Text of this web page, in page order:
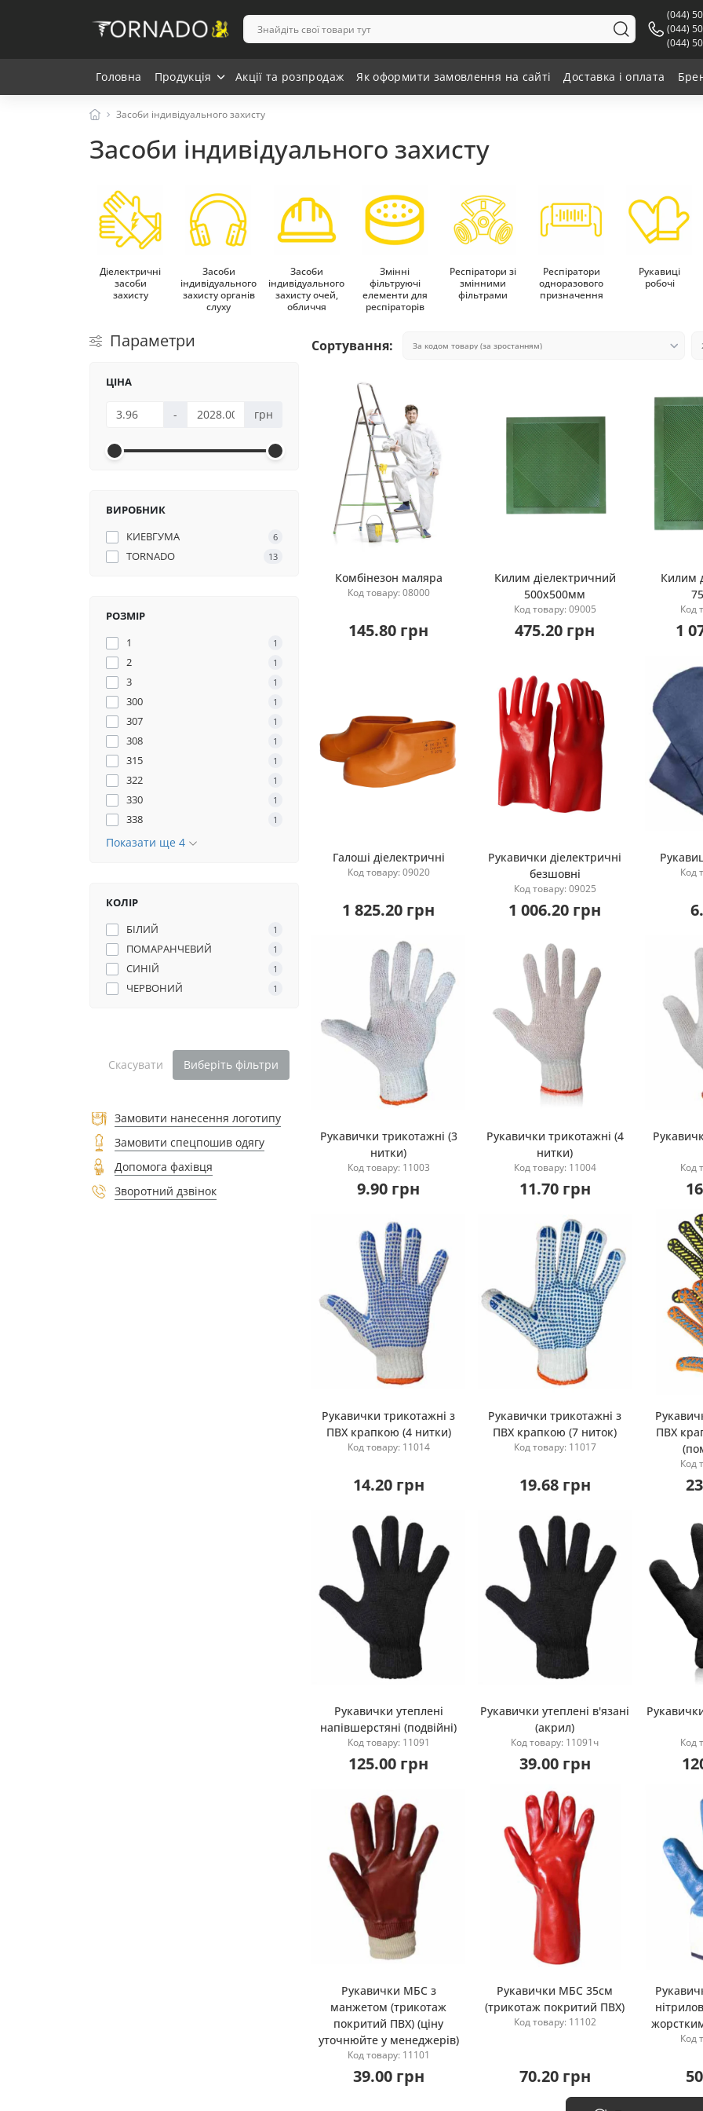
(044)
(044)
(044)
Головна Продукція Акції та розпродаж Як оформити замовлення на сайті Доставка і оплата
Засоби індивідуального захисту
Засоби індивідуального захисту
Діелектричні
засоби
захисту
Засоби
індивідуального
захисту органів
слуху
Засоби
індивідуального
захисту очей,
обличчя
Змінні
фільтруючі
елементи для
респіраторів
Респіратори зі
змінними
фільтрами
Респіратори
одноразового
призначення
Рукавиці
робочі
Параметри
ЦІНА
- грн
ВИРОБНИК
КИЕВГУМА
6
TORNADO 13
РОЗМІР
1
1
2 1
3 1
300 1
307 1
308 1
315 1
322 1
330 1
338 1
Показати ще 4
КОЛІР
БІЛИЙ
1
ПОМАРАНЧЕВИЙ 1
СИНІЙ 1
ЧЕРВОНИЙ 1
Скасувати Виберіть фільтри
Замовити нанесення логотипу
Замовити спецпошив одягу
Допомога фахівця
Зворотний дзвінок
Сортування:
Купити
Комбінезон маляра
Код товару: 08000
145.80 грн
Купити
Килим діелектричний
500х500мм
Код товару: 09005
475.20 грн
Килим
Код
1
Купити
Галоші діелектричні
Код товару: 09020
1 825.20 грн
Купити
Рукавички діелектричні
безшовні
Код товару: 09025
1 006.20 грн
Код
Купити
Рукавички трикотажні (3
нитки)
Код товару: 11003
9.90 грн
Купити
Рукавички трикотажні (4
нитки)
Код товару: 11004
11.70 грн
Код
Купити
Рукавички трикотажні з
ПВХ крапкою (4 нитки)
Код товару: 11014
14.20 грн
Купити
Рукавички трикотажні з
ПВХ крапкою (7 ниток)
Код товару: 11017
19.68 грн
ПВХ
Код
Купити
Рукавички утеплені
напівшерстяні (подвійні)
Код товару: 11091
125.00 грн
Купити
Рукавички утеплені в'язані
(акрил)
Код товару: 11091ч
39.00 грн
Код
Купити
Рукавички МБС з
манжетом (трикотаж
покритий ПВХ) (ціну
уточнюйте у менеджерів)
Код товару: 11101
39.00 грн
Купити
Рукавички МБС 35см
(трикотаж покритий ПВХ)
Код товару: 11102
70.20 грн
Код